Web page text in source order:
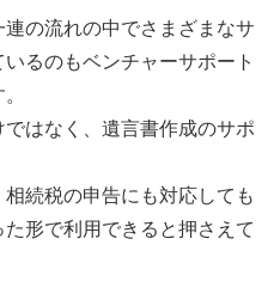
の流れの中でさまざまなサ
るのもベンチャーサポート
はなく、遺言書作成のサポ
続税の申告にも対応しても
形で利用できると押さえて